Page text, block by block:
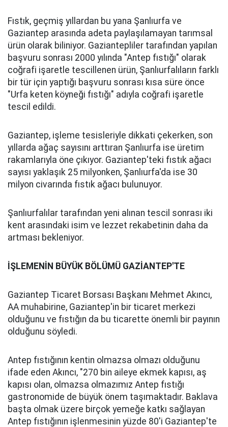
Fıstık, geçmiş yıllardan bu yana Şanlıurfa ve
Gaziantep arasında adeta paylaşılamayan tarımsal
ürün olarak biliniyor. Gaziantepliler tarafından yapılan
başvuru sonrası 2000 yılında "Antep fıstığı" olarak
coğrafi işaretle tescillenen ürün, Şanlıurfalıların farklı
bir tür için yaptığı başvuru sonrası kısa süre önce
"Urfa keten köyneği fıstığı" adıyla coğrafi işaretle
tescil edildi.
Gaziantep, işleme tesisleriyle dikkati çekerken, son
yıllarda ağaç sayısını arttıran Şanlıurfa ise üretim
rakamlarıyla öne çıkıyor. Gaziantep'teki fıstık ağacı
sayısı yaklaşık 25 milyonken, Şanlıurfa'da ise 30
milyon civarında fıstık ağacı bulunuyor.
Şanlıurfalılar tarafından yeni alınan tescil sonrası iki
kent arasındaki isim ve lezzet rekabetinin daha da
artması bekleniyor.
İŞLEMENİN BÜYÜK BÖLÜMÜ GAZİANTEP'TE
Gaziantep Ticaret Borsası Başkanı Mehmet Akıncı,
AA muhabirine, Gaziantep'in bir ticaret merkezi
olduğunu ve fıstığın da bu ticarette önemli bir payının
olduğunu söyledi.
Antep fıstığının kentin olmazsa olmazı olduğunu
ifade eden Akıncı, "270 bin aileye ekmek kapısı, aş
kapısı olan, olmazsa olmazımız Antep fıstığı
gastronomide de büyük önem taşımaktadır. Baklava
başta olmak üzere birçok yemeğe katkı sağlayan
Antep fıstığının işlenmesinin yüzde 80'i Gaziantep'te